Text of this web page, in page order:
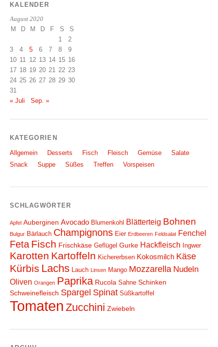
KALENDER
August 2020
M D M D F S
S
1
2
3
4 5 6 7 8
9
10 11 12 13 14 15 16
17 18 19 20 21 22 23
24 25 26 27 28 29 30
31
« Juli
Sep. »
KATEGORIEN
Allgemein Desserts Fisch Fleisch Gemüse
Salate
Snack
Suppe Süßes Treffen Vorspeisen
SCHLAGWÖRTER
Apfel Auberginen Avocado Blumenkohl Blätterteig Bohnen
Bulgur Bärlauch Champignons Eier Erdbeeren Feldsalat Fenchel
Feta Fisch Frischkäse Geflügel Gurke Hackfleisch Ingwer
Karotten Kartoffeln Kichererbsen Kokosmilch Käse
Kürbis Lachs Lauch Linsen Mango Mozzarella Nudeln
Oliven Orangen Paprika Rucola Sahne Schinken
Schweinefleisch Spargel Spinat Süßkartoffel
Tomaten Zucchini Zwiebeln